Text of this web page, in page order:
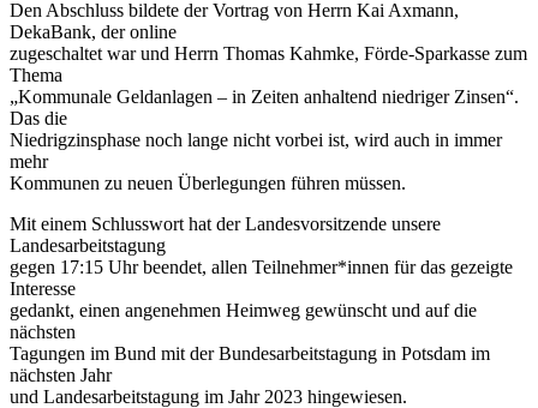
Den Abschluss bildete der Vortrag von Herrn Kai Axmann,
DekaBank, der online
zugeschaltet war und Herrn Thomas Kahmke, Förde-Sparkasse zum
Thema
„Kommunale Geldanlagen – in Zeiten anhaltend niedriger Zinsen“.
Das die
Niedrigzinsphase noch lange nicht vorbei ist, wird auch in immer
mehr
Kommunen zu neuen Überlegungen führen müssen.
Mit einem Schlusswort hat der Landesvorsitzende unsere
Landesarbeitstagung
gegen 17:15 Uhr beendet, allen Teilnehmer*innen für das gezeigte
Interesse
gedankt, einen angenehmen Heimweg gewünscht und auf die
nächsten
Tagungen im Bund mit der Bundesarbeitstagung in Potsdam im
nächsten Jahr
und Landesarbeitstagung im Jahr 2023 hingewiesen.